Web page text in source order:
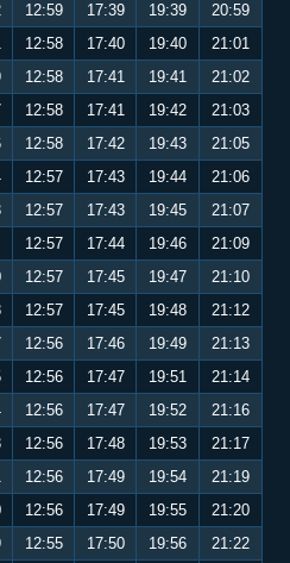
12:59 17:39 19:39
20:59
12:58 17:40 19:40
21:01
12:58 17:41 19:41
21:02
12:58 17:41 19:42
21:03
12:58 17:42 19:43
21:05
12:57 17:43 19:44
21:06
12:57 17:43 19:45
21:07
12:57 17:44 19:46
21:09
12:57 17:45 19:47
21:10
12:57 17:45 19:48
21:12
12:56 17:46 19:49
21:13
12:56 17:47 19:51
21:14
12:56 17:47 19:52
21:16
12:56 17:48 19:53
21:17
12:56 17:49 19:54
21:19
12:56 17:49 19:55
21:20
12:55 17:50 19:56
21:22